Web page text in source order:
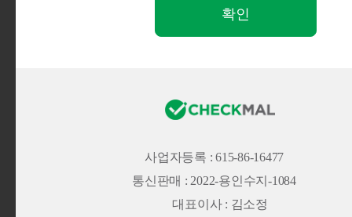
사업자등록 : 615-86-16477
통신판매 : 2022-용인수지-1084
대표이사 : 김소정